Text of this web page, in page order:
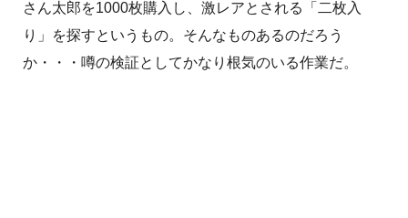
さん太郎を1000枚購入し、激レアとされる「二枚入
り」を探すというもの。そんなものあるのだろう
か・・・噂の検証としてかなり根気のいる作業だ。